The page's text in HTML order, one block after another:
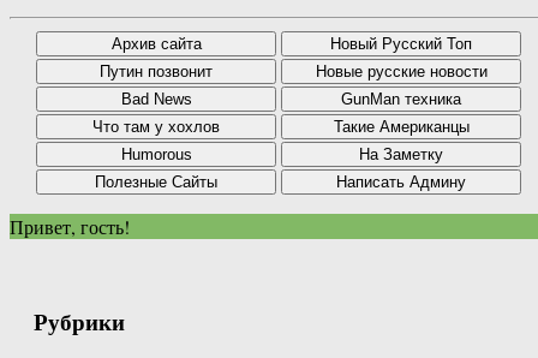
Привет, гость!
Рубрики